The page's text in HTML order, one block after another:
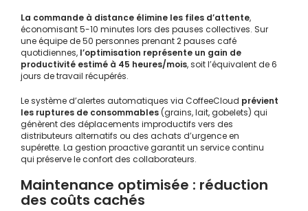
La commande à distance élimine les files d’attente,
économisant 5-10 minutes lors des pauses collectives. Sur
une équipe de 50 personnes prenant 2 pauses café
quotidiennes, l’optimisation représente un gain de
productivité estimé à 45 heures/mois, soit l’équivalent de 6
jours de travail récupérés.
Le système d’alertes automatiques via CoffeeCloud prévient
les ruptures de consommables (grains, lait, gobelets) qui
génèrent des déplacements improductifs vers des
distributeurs alternatifs ou des achats d’urgence en
supérette. La gestion proactive garantit un service continu
qui préserve le confort des collaborateurs.
Maintenance optimisée : réduction
des coûts cachés